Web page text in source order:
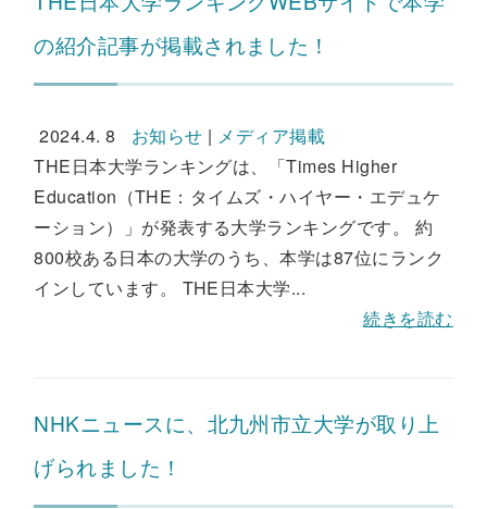
の紹介記事が掲載されました！
2024.4. 8 お知らせ | メディア掲載
THE日本大学ランキングは、「Times Higher
Education（THE：タイムズ・ハイヤー・エデュケ
ーション）」が発表する大学ランキングです。 約
800校ある日本の大学のうち、本学は87位にランク
インしています。 THE日本大学...
続きを読む
NHKニュースに、北九州市立大学が取り上
げられました！